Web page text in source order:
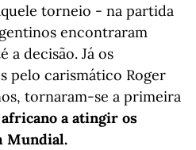
torneio - na partida
encontraram
a decisão. Já os
pelo carismático Roger
tornaram-se a primeira
a atingir os
Mundial.